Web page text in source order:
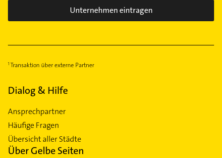
Unternehmen eintragen
Transaktion über externe Partner
Dialog & Hilfe
Ansprechpartner
Häufige Fragen
Übersicht aller Städte
Über Gelbe Seiten